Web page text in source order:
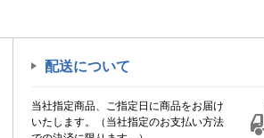
配送について
当社指定商品、ご指定日に商品をお届け
いたします。（当社指定のお支払い方法